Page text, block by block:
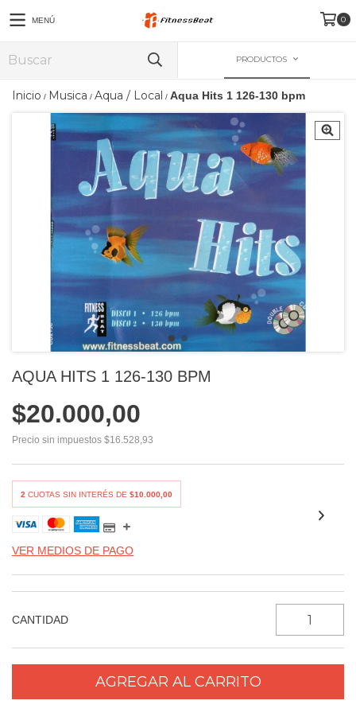
MENÚ 0
PRODUCTOS
Inicio / Musica / Aqua / Local / Aqua Hits 1 126-130 bpm
AQUA HITS 1 126-130 BPM
$20.000,00
Precio sin impuestos $16.528,93
2 CUOTAS SIN INTERÉS DE $10.000,00
VER MEDIOS DE PAGO
CANTIDAD